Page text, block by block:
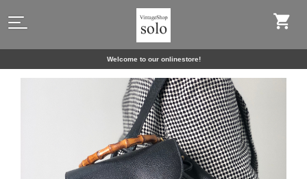
Welcome to our onlinestore!